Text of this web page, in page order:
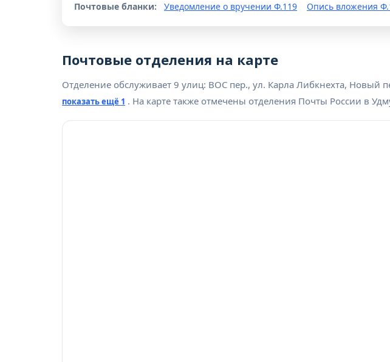
Почтовые бланки: Уведомление о вручении Ф.119 Опись вложения
Почтовые отделения на карте
Отделение обслуживает 9 улиц: ВОС пер., ул. Карла Либкнехта, Новый
показать ещё 1 . На карте также отмечены отделения Почты России в